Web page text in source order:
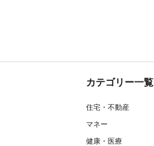
カテゴリー一覧
住宅・不動産
マネー
健康・医療